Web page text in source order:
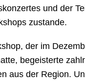
und der
zustande.
der im
begeisterte
aus der Region.